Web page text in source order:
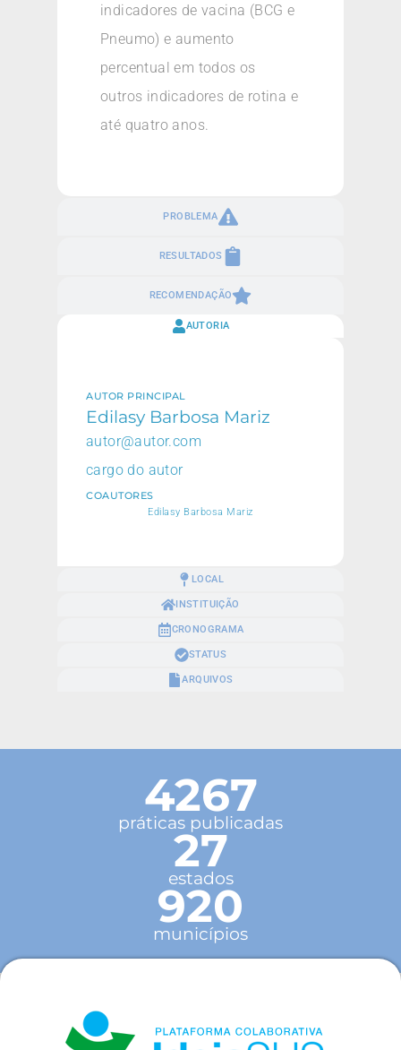
PROBLEMA
RESULTADOS
RECOMENDAÇÃO
indicadores de vacina (BCG e
Pneumo) e aumento
percentual em todos os
outros indicadores de rotina e
até quatro anos.
AUTORIA
LOCAL
INSTITUIÇÃO
CRONOGRAMA
STATUS
ARQUIVOS
AUTOR PRINCIPAL
Edilasy Barbosa Mariz
autor@autor.com
cargo do autor
COAUTORES
Edilasy Barbosa Mariz
4267
práticas publicadas
27
estados
920
municípios